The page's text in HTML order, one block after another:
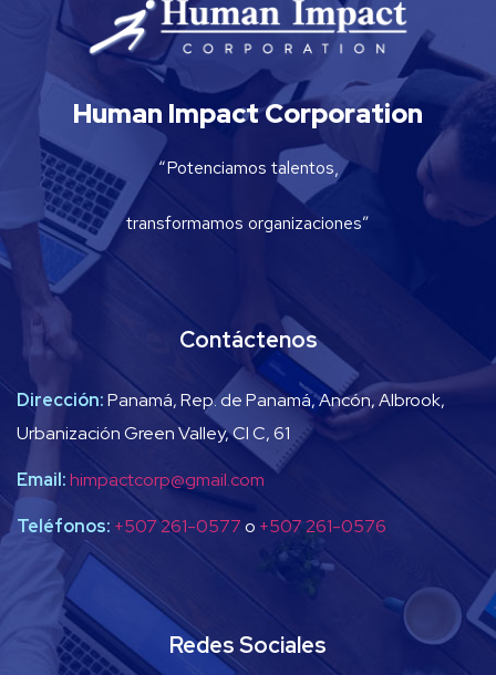
Human Impact Corporation
“Potenciamos talentos,
transformamos organizaciones”
Contáctenos
Dirección:Panamá, Rep. de Panamá, Ancón, Albrook,
Urbanización Green Valley, Cl C, 61
Email:himpactcorp@gmail.com
Teléfonos: +507 261-0577o +507 261-0576
Redes Sociales